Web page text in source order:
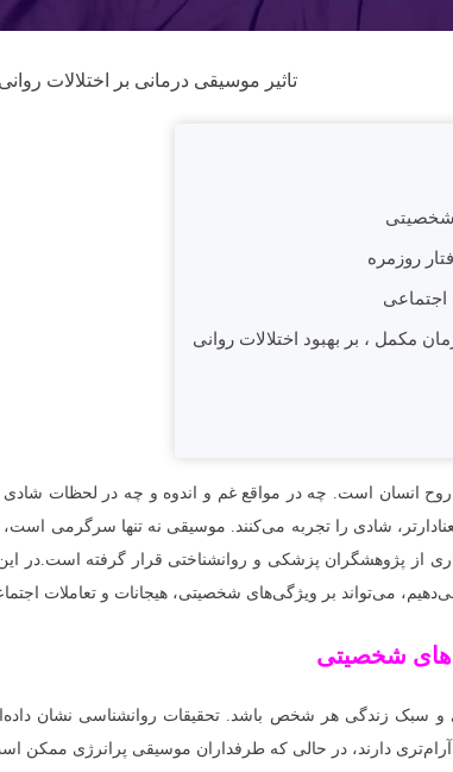
شخصیتی
روزمره
مکمل ، بر بهبود اختلالات روانی
انسان است. چه در مواقع غم و اندوه و چه در لحظات شادی
شادی را تجربه می‌کنند. موسیقی نه تنها سرگرمی
از پژوهشگران پزشکی و روانشناختی قرار گرفته است.در
می‌تواند بر ویژگی‌های شخصیتی، هیجانات و تعاملات
شخصیتی
و سبک زندگی هر شخص باشد. تحقیقات روانشناسی نشان
دارند، در حالی که طرفداران موسیقی پرانرژی ممکن